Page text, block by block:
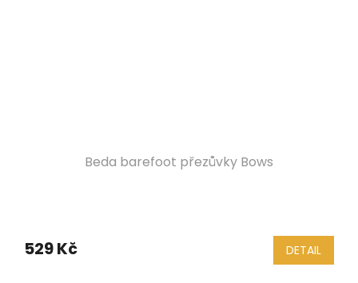
Beda barefoot přezůvky Bows
529 Kč DETAIL